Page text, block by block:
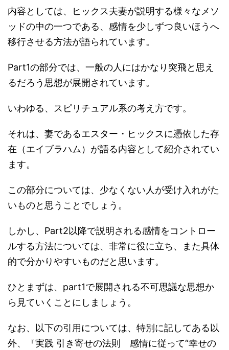
内容としては、ヒックス夫妻が説明する様々なメソ
ッドの中の一つである、感情を少しずつ良いほうへ
移行させる方法が語られています。
Part1の部分では、一般の人にはかなり突飛と思え
るだろう思想が展開されています。
いわゆる、スピリチュアル系の考え方です。
それは、妻であるエスター・ヒックスに憑依した存
在（エイブラハム）が語る内容として紹介されてい
ます。
この部分については、少なくない人が受け入れがた
いものと思うことでしょう。
しかし、Part2以降で説明される感情をコントロー
ルする方法については、非常に役に立ち、また具体
的で分かりやすいものだと思います。
ひとまずは、part1で展開される不可思議な思想か
ら見ていくことにしましょう。
なお、以下の引用については、特別に記してある以
外、『実践 引き寄せの法則 感情に従って“幸せの